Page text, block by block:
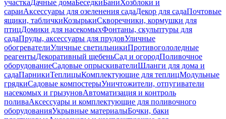
участкаДачные домаБеседкиБаниХозблоки и
сараиАксессуары для озеленения садаДекор для садаПочтовые
ящики, табличкиКозырькиСкворечники, кормушки для
птицДомики для насекомыхФонтаны, скульптуры для
садаПруды, аксессуары для прудовУличные
обогревателиУличные светильникиПротивогололедные
реагентыДекоративный щебеньСад и огородПоливочное
оборудованиеСадовые опрыскивателиШланги для дома и
садаПарникиТеплицыКомплектующие для теплицМодульные
грядкиСадовые компостерыУничтожители, отпугиватели
насекомых и грызуновАвтоматизация и контроль
поливаАксессуары и комплектующие для поливочного
оборудованияУкрывные материалыБочки, баки